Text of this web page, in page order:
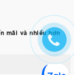
mãi và nhiều hơn